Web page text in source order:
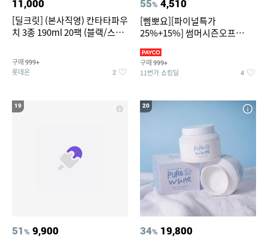
11,000
[딜크릿] (본사직영) 칸타타파우
치 3종 190ml 20팩 (블랙/스위
구매 999+
롯데온 2
55% 4,510
[삠뽀요][파이널특가
25%+15%] 썸머시즌오프
영복/티셔츠/
구매 999+
11번가 쇼킹딜 4
19
51% 9,900
20
34% 19,800